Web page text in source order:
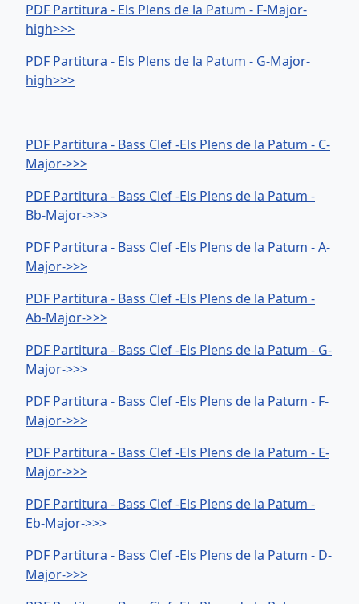
PDF Partitura - Els Plens de la Patum - F-Major-
high>>>
PDF Partitura - Els Plens de la Patum - G-Major-
high>>>
PDF Partitura - Bass Clef -Els Plens de la Patum - C-
Major->>>
PDF Partitura - Bass Clef -Els Plens de la Patum -
Bb-Major->>>
PDF Partitura - Bass Clef -Els Plens de la Patum - A-
Major->>>
PDF Partitura - Bass Clef -Els Plens de la Patum -
Ab-Major->>>
PDF Partitura - Bass Clef -Els Plens de la Patum - G-
Major->>>
PDF Partitura - Bass Clef -Els Plens de la Patum - F-
Major->>>
PDF Partitura - Bass Clef -Els Plens de la Patum - E-
Major->>>
PDF Partitura - Bass Clef -Els Plens de la Patum -
Eb-Major->>>
PDF Partitura - Bass Clef -Els Plens de la Patum - D-
Major->>>